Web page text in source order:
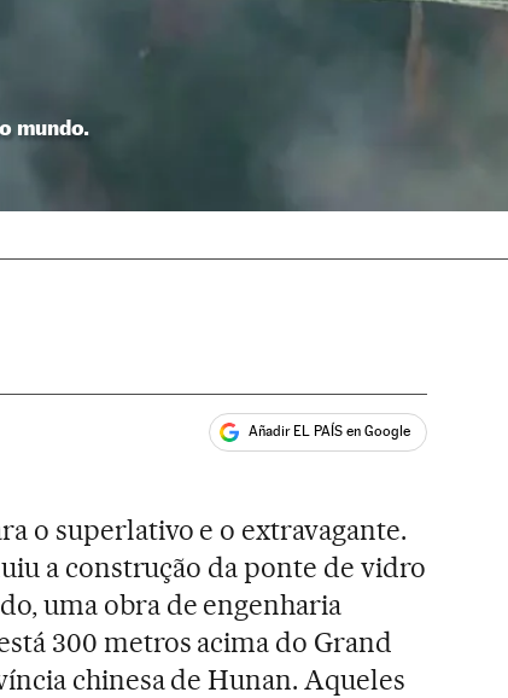
mundo.
Añadir EL PAÍS en Google
o superlativo e o extravagante.
a construção da ponte de vidro
uma obra de engenharia
300 metros acima do Grand
chinesa de Hunan. Aqueles